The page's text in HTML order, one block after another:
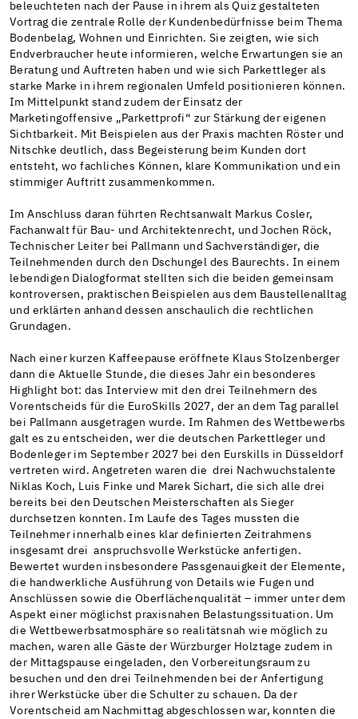
beleuchteten nach der Pause in ihrem als Quiz gestalteten
Vortrag die zentrale Rolle der Kundenbedürfnisse beim Thema
Bodenbelag, Wohnen und Einrichten. Sie zeigten, wie sich
Endverbraucher heute informieren, welche Erwartungen sie an
Beratung und Auftreten haben und wie sich Parkettleger als
starke Marke in ihrem regionalen Umfeld positionieren können.
Im Mittelpunkt stand zudem der Einsatz der
Marketingoffensive „Parkettprofi“ zur Stärkung der eigenen
Sichtbarkeit. Mit Beispielen aus der Praxis machten Röster und
Nitschke deutlich, dass Begeisterung beim Kunden dort
entsteht, wo fachliches Können, klare Kommunikation und ein
stimmiger Auftritt zusammenkommen.
Im Anschluss daran führten Rechtsanwalt Markus Cosler,
Fachanwalt für Bau- und Architektenrecht, und Jochen Röck,
Technischer Leiter bei Pallmann und Sachverständiger, die
Teilnehmenden durch den Dschungel des Baurechts. In einem
lebendigen Dialogformat stellten sich die beiden gemeinsam
kontroversen, praktischen Beispielen aus dem Baustellenalltag
und erklärten anhand dessen anschaulich die rechtlichen
Grundagen.
Nach einer kurzen Kaffeepause eröffnete Klaus Stolzenberger
dann die Aktuelle Stunde, die dieses Jahr ein besonderes
Highlight bot: das Interview mit den drei Teilnehmern des
Vorentscheids für die EuroSkills 2027, der an dem Tag parallel
bei Pallmann ausgetragen wurde. Im Rahmen des Wettbewerbs
galt es zu entscheiden, wer die deutschen Parkettleger und
Bodenleger im September 2027 bei den Eurskills in Düsseldorf
vertreten wird. Angetreten waren die drei Nachwuchstalente
Niklas Koch, Luis Finke und Marek Sichart, die sich alle drei
bereits bei den Deutschen Meisterschaften als Sieger
durchsetzen konnten. Im Laufe des Tages mussten die
Teilnehmer innerhalb eines klar definierten Zeitrahmens
insgesamt drei anspruchsvolle Werkstücke anfertigen.
Bewertet wurden insbesondere Passgenauigkeit der Elemente,
die handwerkliche Ausführung von Details wie Fugen und
Anschlüssen sowie die Oberflächenqualität – immer unter dem
Aspekt einer möglichst praxisnahen Belastungssituation. Um
die Wettbewerbsatmosphäre so realitätsnah wie möglich zu
machen, waren alle Gäste der Würzburger Holztage zudem in
der Mittagspause eingeladen, den Vorbereitungsraum zu
besuchen und den drei Teilnehmenden bei der Anfertigung
ihrer Werkstücke über die Schulter zu schauen. Da der
Vorentscheid am Nachmittag abgeschlossen war, konnten die